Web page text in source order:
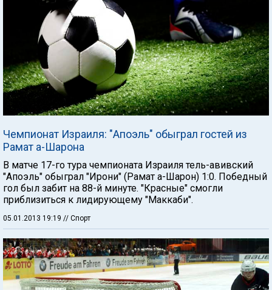
Чемпионат Израиля: "Апоэль" обыграл гостей из
Рамат а-Шарона
В матче 17-го тура чемпионата Израиля тель-авивский
"Апоэль" обыграл "Ирони" (Рамат а-Шарон) 1:0. Победный
гол был забит на 88-й минуте. "Красные" смогли
приблизиться к лидирующему "Маккаби".
05.01.2013 19:19 // Спорт